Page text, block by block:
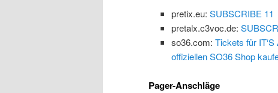
pretix.eu: SUBSCRIBE 11
pretalx.c3voc.de:
so36.com: Tickets für
offiziellen SO36 Shop
Pager-Anschläge